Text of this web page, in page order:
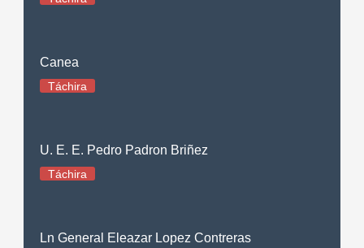
Canea
Táchira
U. E. E. Pedro Padron Briñez
Táchira
Ln General Eleazar Lopez Contreras